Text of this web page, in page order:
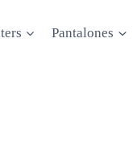
Pantalones